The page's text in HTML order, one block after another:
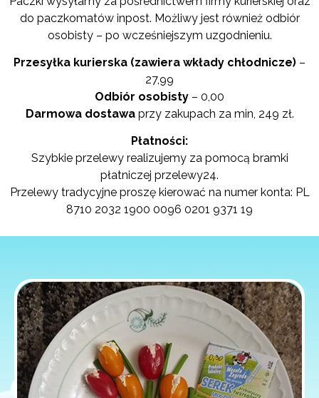
do paczkomatów inpost. Możliwy jest również odbiór
osobisty – po wcześniejszym uzgodnieniu.
Przesyłka kurierska (zawiera wkłady chłodnicze) –
27,99
Odbiór osobisty – 0,00
Darmowa dostawaprzy zakupach za min, 249 zł.
Płatności:
Szybkie przelewy realizujemy za pomocą bramki
płatniczej przelewy24.
Przelewy tradycyjne proszę kierować na numer konta: PL
8710 2032 1900 0096 0201 9371 19